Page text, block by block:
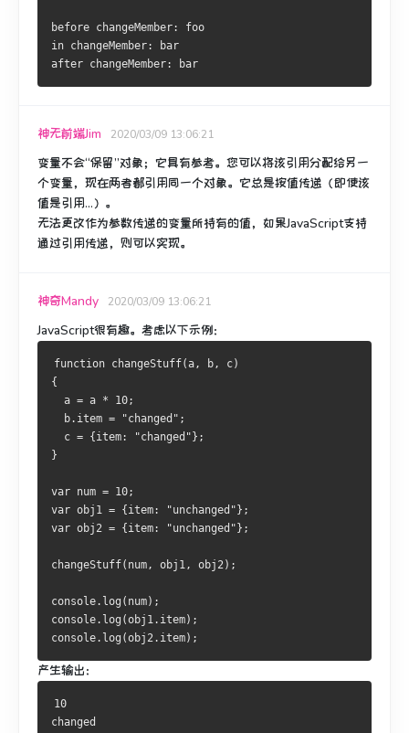
before changeMember: foo
in changeMember: bar
after changeMember: bar
神无前端Jim 2020/03/09 13:06:21
变量不会“保留”对象； 它具有参考。 您可以将该引用分配给另一
个变量，现在两者都引用同一个对象。 它总是按值传递（即使该
值是引用...）。
无法更改作为参数传递的变量所持有的值，如果JavaScript支持
通过引用传递，则可以实现。
神奇Mandy 2020/03/09 13:06:21
JavaScript很有趣。 考虑以下示例：
function changeStuff(a, b, c)
{
  a = a * 10;
  b.item = "changed";
  c = {item: "changed"};
}
var num = 10;
var obj1 = {item: "unchanged"};
var obj2 = {item: "unchanged"};
changeStuff(num, obj1, obj2);
console.log(num);
console.log(obj1.item);
console.log(obj2.item);
产生输出：
10
changed